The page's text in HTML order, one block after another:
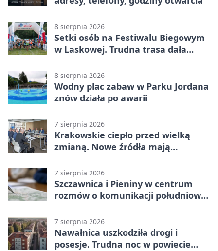
8 sierpnia 2026
Setki osób na Festiwalu Biegowym
w Laskowej. Trudna trasa dała
8 sierpnia 2026
Wodny plac zabaw w Parku Jordana
znów działa po awarii
7 sierpnia 2026
Krakowskie ciepło przed wielką
zmianą. Nowe źródła mają
7 sierpnia 2026
Szczawnica i Pieniny w centrum
rozmów o komunikacji południowej
7 sierpnia 2026
Nawałnica uszkodziła drogi i
posesje. Trudna noc w powiecie